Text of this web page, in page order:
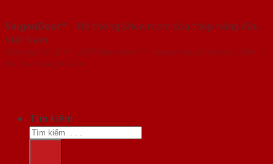
SaigonDoor™ - Hệ thống Showroom cửa thép hàng đầu
Việt Nam
Copyright ⓒ 2016 – 2026 SaigonDoor™ - www.bancuathep.com | Đơn vị
chủ quản SaigonDoor
Tìm kiếm: